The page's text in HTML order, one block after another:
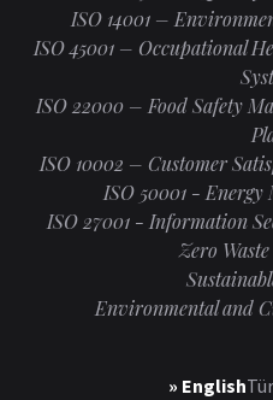
ISO 14001 –
ISO 45001 – Occupational
ISO 22000 – Food Safety
ISO 10002 – Customer
ISO 50001 - Energy
ISO 27001 - Information
Zero
Environmental and
» English